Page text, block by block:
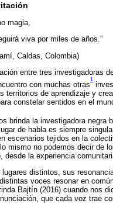
magia,
viva por miles de años.”
Caldas, Colombia)
entre tres investigadoras
con muchas otras
1
de aprendizaje y
constelar sentidos en el
brinda la investigadora negra
de habla es siempre
escenarios tejidos en la
mismo no podemos decir de
la experiencia
distintos, sus
voces resonar en
Bajtín (2016) cuando nos
que cada voz trae